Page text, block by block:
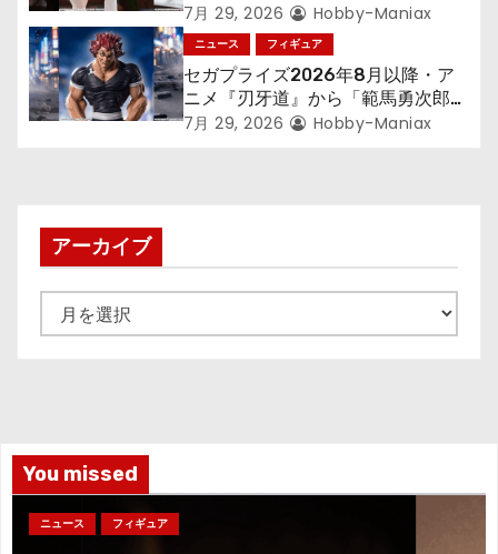
す～』から「ロキシー」のフィギュ
アが登場！
7月 29, 2026 Hobby-Maniax
ニュース フィギュア
セガプライズ2026年8月以降・ア
ニメ『刃牙道』から「範馬勇次郎」
が登場ッッ!!
7月 29, 2026 Hobby-Maniax
アーカイブ
ー
You missed
ニュース フィギュア